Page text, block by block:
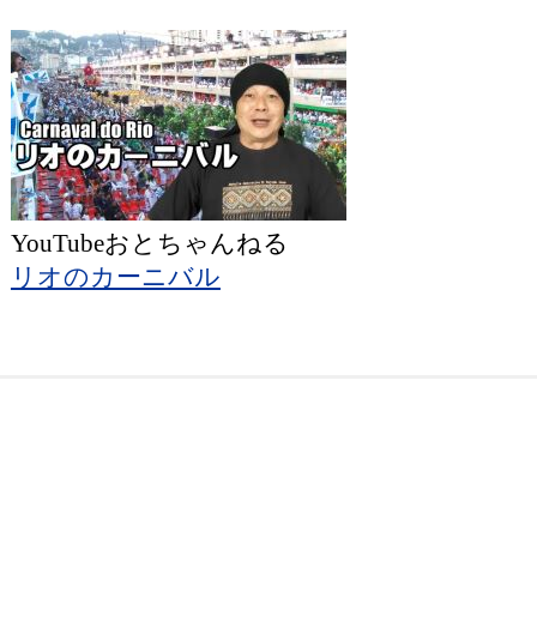
YouTubeおとちゃんねる
リオのカーニバル